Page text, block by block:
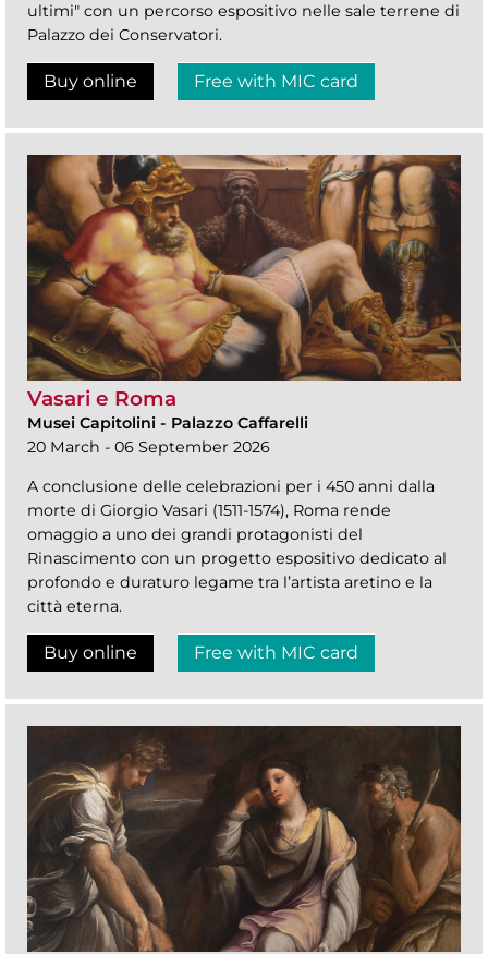
ultimi" con un percorso espositivo nelle sale terrene di
Palazzo dei Conservatori.
Buy online Free with MIC card
Vasari e Roma
Musei Capitolini - Palazzo Caffarelli
20 March - 06 September 2026
A conclusione delle celebrazioni per i 450 anni dalla
morte di Giorgio Vasari (1511-1574), Roma rende
omaggio a uno dei grandi protagonisti del
Rinascimento con un progetto espositivo dedicato al
profondo e duraturo legame tra l’artista aretino e la
città eterna.
Buy online Free with MIC card